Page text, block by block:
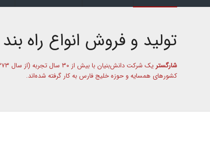
تولید و فروش انواع راه بند
شارگستر یک شرکت دانش‌بنیان با بیش از ۳۰ سال تجربه (از سال ۱۳۷۳) در طراحی و تولید انواع
کشورهای همسایه و حوزه خلیج فارس به کار گرفته شده‌اند.